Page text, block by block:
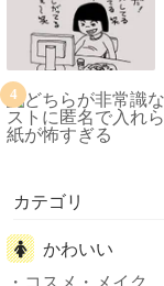
4
カテゴリ
かわいい